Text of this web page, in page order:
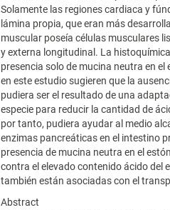
Solamente las regiones cardiaca y
lámina propia, que eran más
muscular poseía células musculares
y externa longitudinal. La
presencia solo de mucina neutra en
en este estudio sugieren que la
pudiera ser el resultado de una
especie para reducir la cantidad de
por tanto, pudiera ayudar al medio
enzimas pancreáticas en el intestino
presencia de mucina neutra en el
contra el elevado contenido ácido del
también están asociadas con el
Abstract